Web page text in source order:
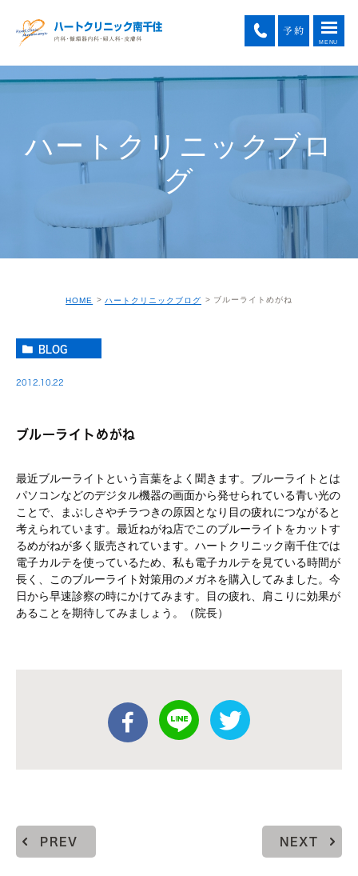
ハートクリニックブロ
グ
HOME ハートクリニックブログ ブルーライトめがね
BLOG
2012.10.22
ブルーライトめがね
最近ブルーライトという言葉をよく聞きます。ブルーライトとは
パソコンなどのデジタル機器の画面から発せられている青い光の
ことで、まぶしさやチラつきの原因となり目の疲れにつながると
考えられています。最近ねがね店でこのブルーライトをカットす
るめがねが多く販売されています。ハートクリニック南千住では
電子カルテを使っているため、私も電子カルテを見ている時間が
長く、このブルーライト対策用のメガネを購入してみました。今
日から早速診察の時にかけてみます。目の疲れ、肩こりに効果が
あることを期待してみましょう。（院長）
PREV NEXT